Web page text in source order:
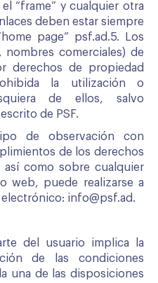
“frame” y cualquier otra
deben estar siempre
page” psf.ad.5. Los
nombres comerciales) de
derechos de propiedad
la utilización o
de ellos, salvo
de PSF.
de observación con
de los derechos
como sobre cualquier
web, puede realizarse a
info@psf.ad.
del usuario implica la
de las condiciones
una de las disposiciones